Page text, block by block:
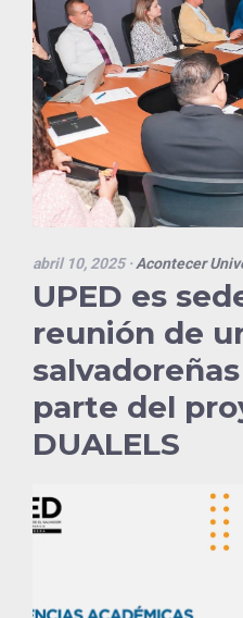
abril 10, 2025· Acontecer
UPED es
reunión de
parte del
DUALELS